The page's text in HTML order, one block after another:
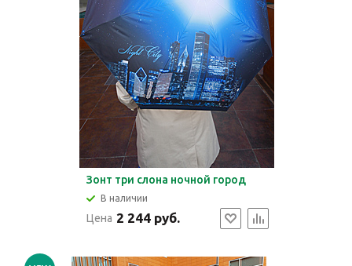
Зонт три слона ночной город
В наличии
Цена 2 244 руб.